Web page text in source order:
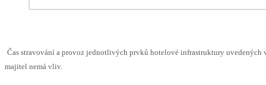
Čas stravování a provoz jednotlivých prvků hotelové infrastruktury uvedených
majitel nemá vliv.